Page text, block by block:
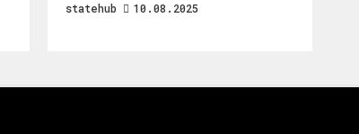
statehub 10.08.2025